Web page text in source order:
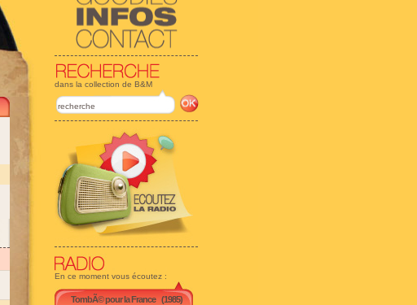
dans la collection de B&M
En ce moment vous écoutez :
TombÃ© pour la France (1985)